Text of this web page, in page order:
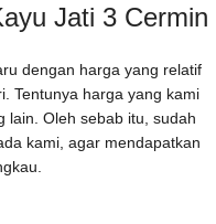
Jati 3 Cermin
dengan harga yang relatif
Tentunya harga yang kami
lain. Oleh sebab itu, sudah
kami, agar mendapatkan